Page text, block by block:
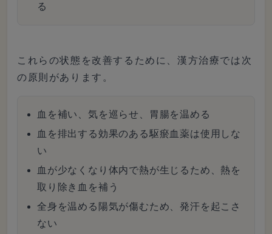
る
これらの状態を改善するために、漢方治療では次
の原則があります。
血を補い、気を巡らせ、胃腸を温める
血を排出する効果のある駆瘀血薬は使用しな
い
血が少なくなり体内で熱が生じるため、熱を
取り除き血を補う
全身を温める陽気が傷むため、発汗を起こさ
ない